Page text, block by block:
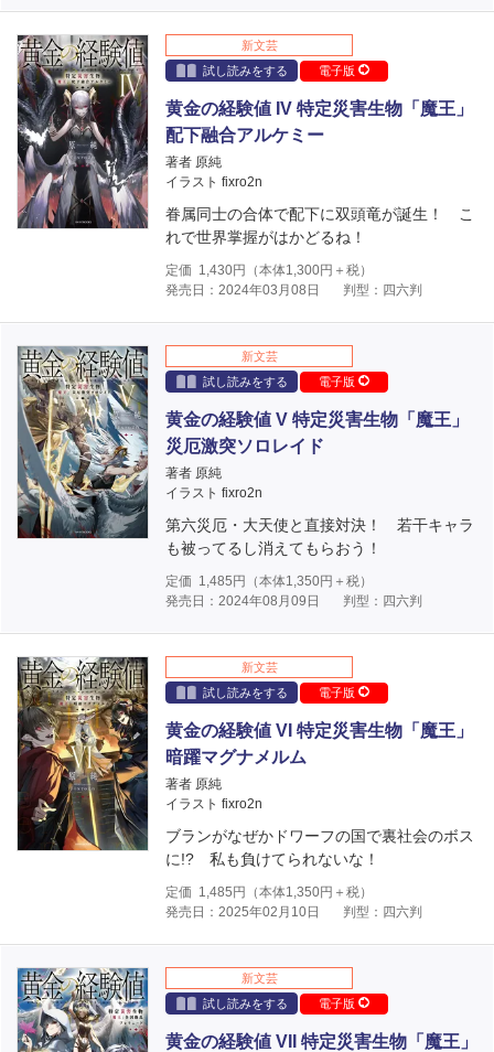
新文芸
試し読みをする
電子版
黄金の経験値 IV 特定災害生物「魔王」
配下融合アルケミー
著者 原純
イラスト fixro2n
眷属同士の合体で配下に双頭竜が誕生！ こ
れで世界掌握がはかどるね！
定価 1,430円（本体1,300円＋税）
発売日：2024年03月08日
判型：四六判
新文芸
試し読みをする
電子版
黄金の経験値 V 特定災害生物「魔王」
災厄激突ソロレイド
著者 原純
イラスト fixro2n
第六災厄・大天使と直接対決！ 若干キャラ
も被ってるし消えてもらおう！
定価 1,485 円（本体1,350円＋税）
発売日：2024年08月09日
判型：四六判
新文芸
試し読みをする
電子版
黄金の経験値 VI 特定災害生物「魔王」
暗躍マグナメルム
著者 原純
イラスト fixro2n
ブランがなぜかドワーフの国で裏社会のボス
に!? 私も負けてられないな！
定価 1,485 円（本体1,350円＋税）
発売日：2025年02月10日
判型：四六判
新文芸
試し読みをする
電子版
黄金の経験値 VII 特定災害生物「魔王」